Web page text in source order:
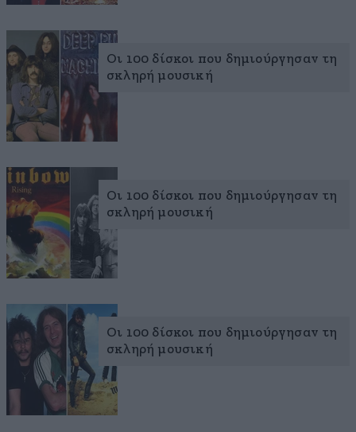
Οι 100 δίσκοι που δημιούργησαν τη
σκληρή μουσική
Οι 100 δίσκοι που δημιούργησαν τη
σκληρή μουσική
Οι 100 δίσκοι που δημιούργησαν τη
σκληρή μουσική